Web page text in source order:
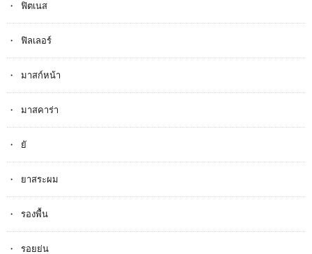
ฟิตเนส
ฟิลเลอร์
มาสก์หน้า
มาสคาร่า
ยั
ยาสระผม
รองพื้น
รอยย่น